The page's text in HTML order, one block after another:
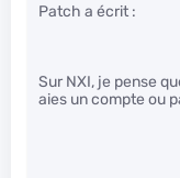
Patch a écrit :
Sur NXI, je pense
aies un compte ou